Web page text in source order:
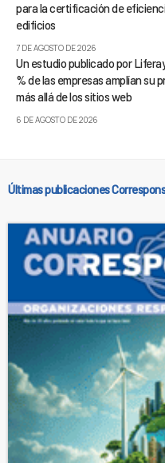
para la certificación de
edificios
7 DE AGOSTO DE 2026
Un estudio publicado por
% de las empresas amplían su
más allá de los sitios web
6 DE AGOSTO DE 2026
Últimas publicaciones